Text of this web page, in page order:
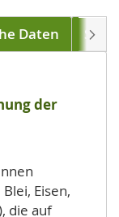
Daten
der
Eisen,
die auf